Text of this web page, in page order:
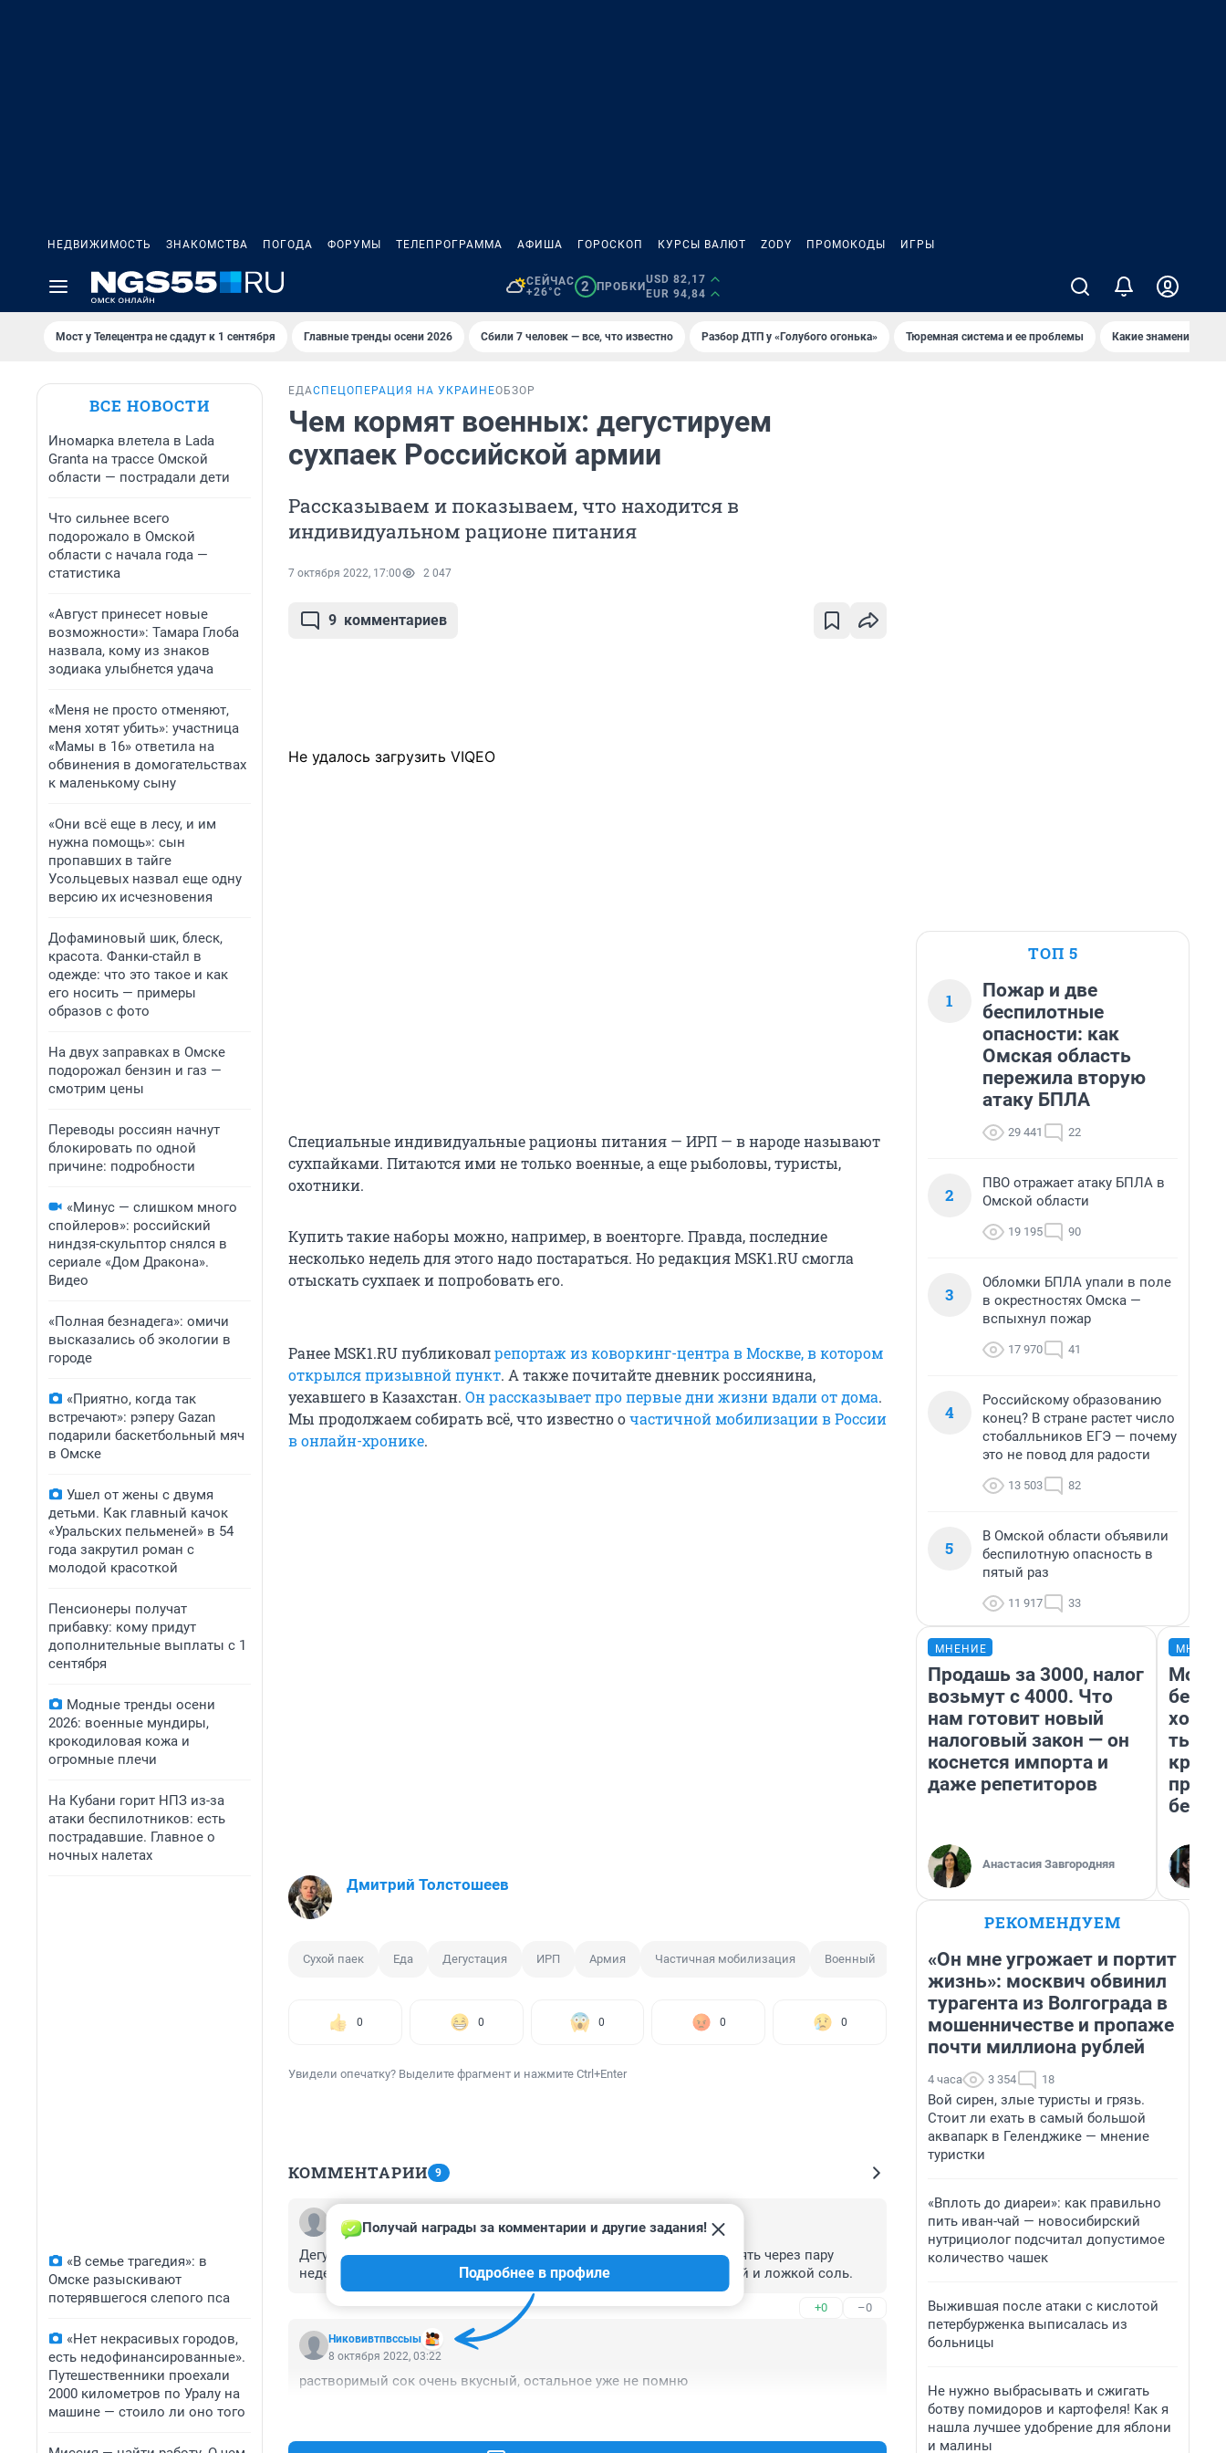
НЕДВИЖИМОСТЬ ЗНАКОМСТВА ПОГОДА ФОРУМЫ ТЕЛЕПРОГРАММА АФИША ГОРОСКОП КУРСЫ ВАЛЮТ ZODY ПРОМОКОДЫ ИГРЫ
СЕЙЧАС
+26°C
2 ПРОБКИ
USD 82,17
EUR 94,84
Мост у Телецентра не сдадут к 1 сентября Главные тренды осени 2026 Сбили 7 человек — все, что известно Разбор ДТП у «Голубого огонька» Тюремная система и ее проблемы Какие знаменитости
ВСЕ НОВОСТИ
Иномарка влетела в Lada
Granta на трассе Омской
области — пострадали дети
Что сильнее всего
подорожало в Омской
области с начала года —
статистика
«Август принесет новые
возможности»: Тамара Глоба
назвала, кому из знаков
зодиака улыбнется удача
«Меня не просто отменяют,
меня хотят убить»: участница
«Мамы в 16» ответила на
обвинения в домогательствах
к маленькому сыну
«Они всё еще в лесу, и им
нужна помощь»: сын
пропавших в тайге
Усольцевых назвал еще одну
версию их исчезновения
Дофаминовый шик, блеск,
красота. Фанки-стайл в
одежде: что это такое и как
его носить — примеры
образов с фото
На двух заправках в Омске
подорожал бензин и газ —
смотрим цены
Переводы россиян начнут
блокировать по одной
причине: подробности
«Минус — слишком много
спойлеров»: российский
ниндзя-скульптор снялся в
сериале «Дом Дракона».
Видео
«Полная безнадега»: омичи
высказались об экологии в
городе
«Приятно, когда так
встречают»: рэперу Gazan
подарили баскетбольный мяч
в Омске
Ушел от жены с двумя
детьми. Как главный качок
«Уральских пельменей» в 54
года закрутил роман с
молодой красоткой
Пенсионеры получат
прибавку: кому придут
дополнительные выплаты с 1
сентября
Модные тренды осени
2026: военные мундиры,
крокодиловая кожа и
огромные плечи
На Кубани горит НПЗ из-за
атаки беспилотников: есть
пострадавшие. Главное о
ночных налетах
«В семье трагедия»: в
Омске разыскивают
потерявшегося слепого пса
«Нет некрасивых городов,
есть недофинансированные».
Путешественники проехали
2000 километров по Уралу на
машине — стоило ли оно того
ЕДАСПЕЦОПЕРАЦИЯ НА УКРАИНЕОБЗОР
Чем кормят военных: дегустируем
сухпаек Российской армии
Рассказываем и показываем, что находится в
индивидуальном рационе питания
7 октября 2022, 17:00 2 047
9 комментариев
Не удалось загрузить VIQEO
Специальные индивидуальные рационы питания — ИРП — в народе называют
сухпайками. Питаются ими не только военные, а еще рыболовы, туристы,
охотники.
Купить такие наборы можно, например, в военторге. Правда, последние
несколько недель для этого надо постараться. Но редакция MSK1.RU смогла
отыскать сухпаек и попробовать его.
Ранее MSK1.RU публиковалрепортаж из коворкинг-центра в Москве, в котором
открылся призывной пункт. А также почитайте дневник россиянина,
уехавшего в Казахстан. Он рассказывает про первые дни жизни вдали от дома.
Мы продолжаем собирать всё, что известно очастичной мобилизации в России
в онлайн-хронике.
Дмитрий Толстошеев
Сухой паек Еда Дегустация ИРП Армия Частичная мобилизация Военный
0 0 0 0 0
Увидели опечатку? Выделите фрагмент и нажмите Ctrl+Enter
КОММЕНТАРИИ 9
10 февраля 2024, 12:48
Дегустатора обрить,и на полигон хотя бы для начала.потом переснять через пару
недель.посмотрите какой довольный будет улетать.и корм кошачий и ложкой соль.
+0 –0
Никовивтпвссыы
Получай награды за комментарии и другие задания!
Подробнее в профиле
8 октября 2022, 03:22
растворимый сок очень вкусный, остальное уже не помню
ТОП 5
1
Пожар и две
беспилотные
опасности: как
Омская область
пережила вторую
атаку БПЛА
29 441 22
2
ПВО отражает атаку БПЛА в
Омской области
19 195 90
3
Обломки БПЛА упали в поле
в окрестностях Омска —
вспыхнул пожар
17 970 41
4
Российскому образованию
конец? В стране растет число
стобалльников ЕГЭ — почему
это не повод для радости
13 503 82
5
В Омской области объявили
беспилотную опасность в
пятый раз
11 917 33
МНЕНИЕ
Продашь за 3000, налог
возьмут с 4000. Что
нам готовит новый
налоговый закон — он
коснется импорта и
даже репетиторов
Анастасия Завгородняя
Мой
РЕКОМЕНДУЕМ
«Он мне угрожает и портит
жизнь»: москвич обвинил
турагента из Волгограда в
мошенничестве и пропаже
почти миллиона рублей
4 часа 3 354 18
Вой сирен, злые туристы и грязь.
Стоит ли ехать в самый большой
аквапарк в Геленджике — мнение
туристки
«Вплоть до диареи»: как правильно
пить иван-чай — новосибирский
нутрициолог подсчитал допустимое
количество чашек
Выжившая после атаки с кислотой
петербурженка выписалась из
больницы
Не нужно выбрасывать и сжигать
ботву помидоров и картофеля! Как я
нашла лучшее удобрение для яблони
и малины